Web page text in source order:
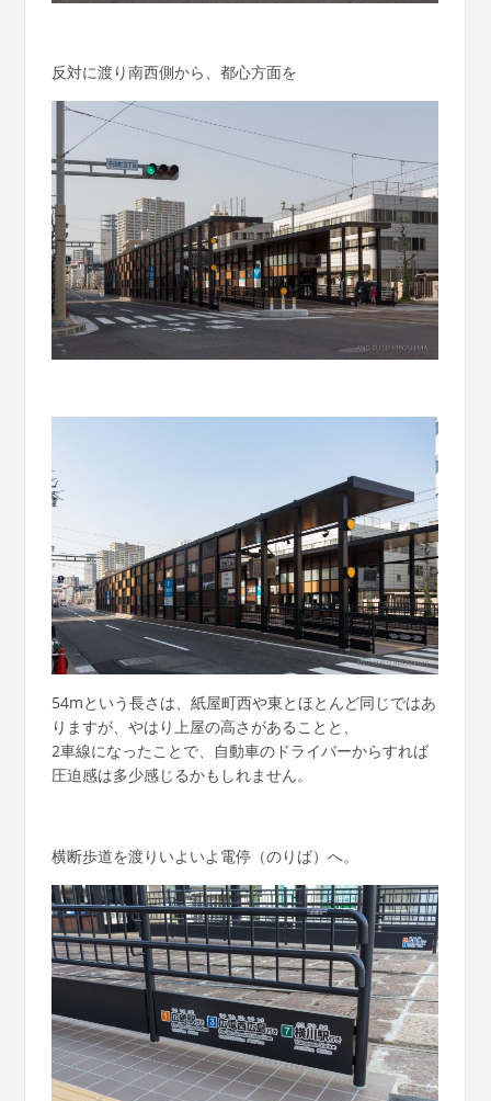
反対に渡り南西側から、都心方面を
54mという長さは、紙屋町西や東とほとんど同じではあ
りますが、やはり上屋の高さがあることと、
2車線になったことで、自動車のドライバーからすれば
圧迫感は多少感じるかもしれません。
横断歩道を渡りいよいよ電停（のりば）へ。